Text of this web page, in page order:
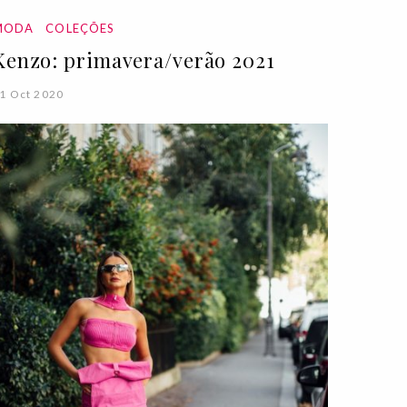
COLEÇÕES
primavera/verão 2021
Oct 2020